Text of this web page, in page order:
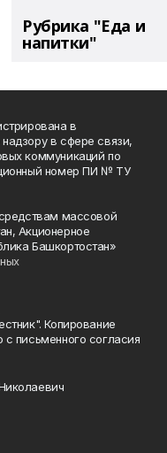
Рубрика "Еда и
напитки"
в
в сфере связи,
коммуникаций по
номер ПИ № ТУ
массовой
Акционерное
Башкортостан»
Копирование
письменного согласия